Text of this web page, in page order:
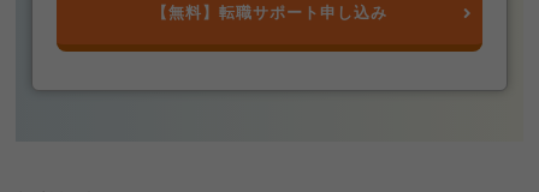
【無料】転職サポート申し込み